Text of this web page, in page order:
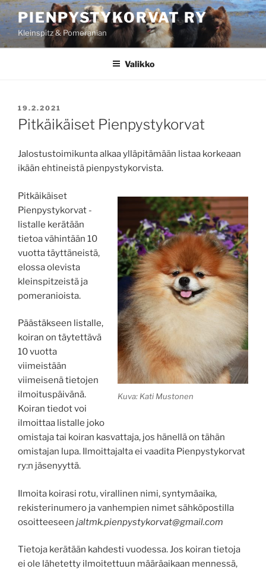
Siirry
sisältöönPIENPYSTYKORVAT RY
Kleinspitz & Pomeranian
Valikko
JULKAISTU
19.2.2021
Pitkäikäiset Pienpystykorvat
Jalostustoimikunta alkaa ylläpitämään listaa korkeaan
ikään ehtineistä pienpystykorvista.
Kuva: Kati Mustonen
Pitkäikäiset
Pienpystykorvat -
listalle kerätään
tietoa vähintään 10
vuotta täyttäneistä,
elossa olevista
kleinspitzeistä ja
pomeranioista.
Päästäkseen listalle,
koiran on täytettävä
10 vuotta
viimeistään
viimeisenä tietojen
ilmoituspäivänä.
Koiran tiedot voi
ilmoittaa listalle joko
omistaja tai koiran kasvattaja, jos hänellä on tähän
omistajan lupa. Ilmoittajalta ei vaadita Pienpystykorvat
ry:n jäsenyyttä.
Ilmoita koirasi rotu, virallinen nimi, syntymäaika,
rekisterinumero ja vanhempien nimet sähköpostilla
osoitteeseen jaltmk.pienpystykorvat@gmail.com
Tietoja kerätään kahdesti vuodessa. Jos koiran tietoja
ei ole lähetetty ilmoitettuun määräaikaan mennessä,